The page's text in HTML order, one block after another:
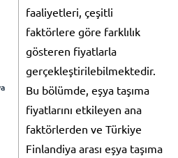
faaliyetleri, çeşitli
faktörlere göre farklılık
gösteren fiyatlarla
gerçekleştirilebilmektedir.
Bu bölümde, eşya taşıma
fiyatlarını etkileyen ana
faktörlerden ve Türkiye
Finlandiya arası eşya taşıma